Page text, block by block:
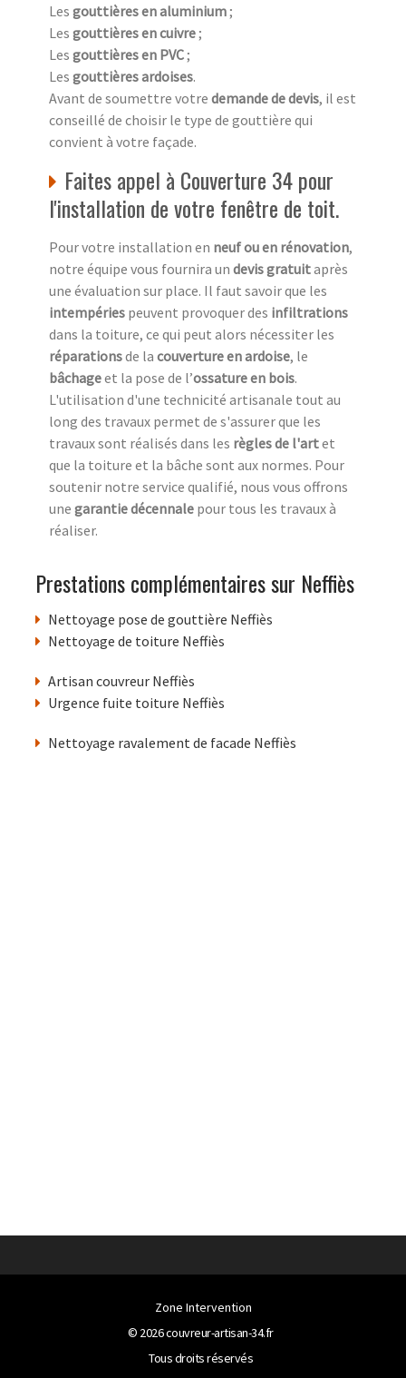
Les gouttières en aluminium;
Les gouttières en cuivre;
Les gouttières en PVC;
Les gouttières ardoises.
Avant de soumettre votre demande de devis, il est
conseillé de choisir le type de gouttière qui
convient à votre façade.
Faites appel à Couverture 34 pour
l'installation de votre fenêtre de toit.
Pour votre installation en neuf ou en rénovation,
notre équipe vous fournira un devis gratuitaprès
une évaluation sur place. Il faut savoir que les
intempéries peuvent provoquer des infiltrations
dans la toiture, ce qui peut alors nécessiter les
réparationsde la couverture en ardoise, le
bâchageet la pose de l’ossature en bois.
L'utilisation d'une technicité artisanale tout au
long des travaux permet de s'assurer que les
travaux sont réalisés dans les règles de l'artet
que la toiture et la bâche sont aux normes. Pour
soutenir notre service qualifié, nous vous offrons
une garantie décennale pour tous les travaux à
réaliser.
Prestations complémentaires sur Neffiès
Nettoyage pose de gouttière Neffiès
Nettoyage de toiture Neffiès
Artisan couvreur Neffiès
Urgence fuite toiture Neffiès
Nettoyage ravalement de facade Neffiès
Zone Intervention
© 2026couvreur-artisan-34.fr
Tous droits réservés